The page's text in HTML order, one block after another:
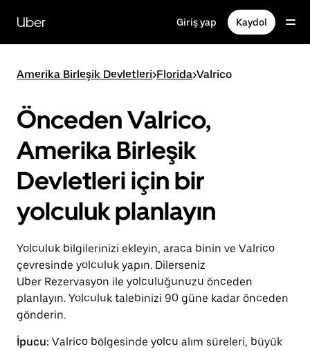
içeriğe
gidinUber Giriş yap Kaydol
Amerika Birleşik Devletleri>Florida>Valrico
Önceden Valrico,
Amerika Birleşik
Devletleri için bir
yolculuk planlayın
Yolculuk bilgilerinizi ekleyin, araca binin ve Valrico
çevresinde yolculuk yapın. Dilerseniz
Uber Rezervasyon ile yolculuğunuzu önceden
planlayın. Yolculuk talebinizi 90 güne kadar önceden
gönderin.
İpucu: Valrico bölgesinde yolcu alım süreleri, büyük